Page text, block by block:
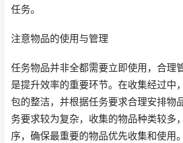
任务。
注意物品的使用与管理
任务物品并非全都需要立即使用，合理
是提升效率的重要环节。在收集经过中
包的整洁，并根据任务要求合理安排物
务要求较为复杂，收集的物品种类较多
序，确保最重要的物品优先收集和使用。